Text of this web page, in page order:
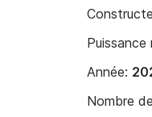
Puissance
Année:
Nombre